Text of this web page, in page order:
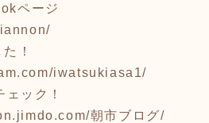
ページ
！
iwatsukiasa1/
ック！
朝市ブログ/